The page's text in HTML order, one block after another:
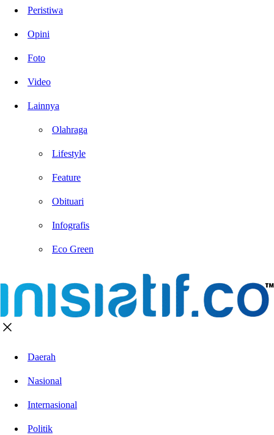
Peristiwa
Opini
Foto
Video
Lainnya
Olahraga
Lifestyle
Feature
Obituari
Infografis
Eco Green
Daerah
Nasional
Internasional
Politik